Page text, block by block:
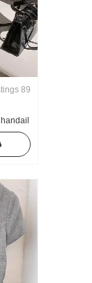
89